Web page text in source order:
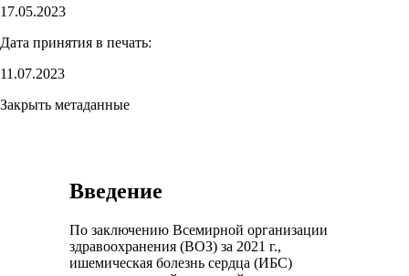
17.05.2023
Дата принятия в печать:
11.07.2023
Закрыть метаданные
Введение
По заключению Всемирной организации
здравоохранения (ВОЗ) за 2021 г.,
ишемическая болезнь сердца (ИБС)